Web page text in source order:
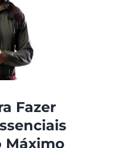
Fazer
Máximo